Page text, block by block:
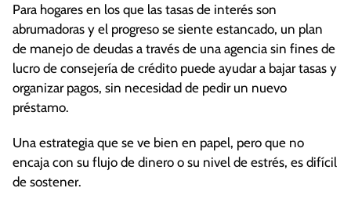
Para hogares en los que las tasas de interés son
abrumadoras y el progreso se siente estancado, un plan
de manejo de deudas a través de una agencia sin fines de
lucro de consejería de crédito puede ayudar a bajar tasas y
organizar pagos, sin necesidad de pedir un nuevo
préstamo.
Una estrategia que se ve bien en papel, pero que no
encaja con su flujo de dinero o su nivel de estrés, es difícil
de sostener.